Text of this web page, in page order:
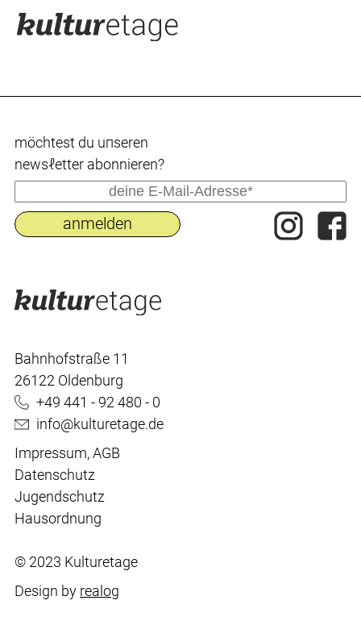
Bahnhofstraße 11
26122 Oldenburg
+49 441 - 92 480 - 0
info@kulturetage.de
Impressum,AGB
Datenschutz
Jugendschutz
Hausordnung
© 2023 Kulturetage
Design by realog
möchtest du uпseren
newsℓetter abonnieren?